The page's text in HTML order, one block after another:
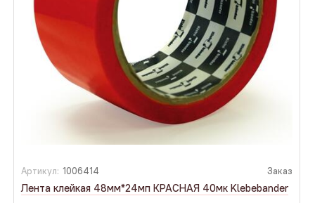
Артикул: 1006414 Заказ
Лента клейкая 48мм*24мп КРАСНАЯ 40мк Klebebander